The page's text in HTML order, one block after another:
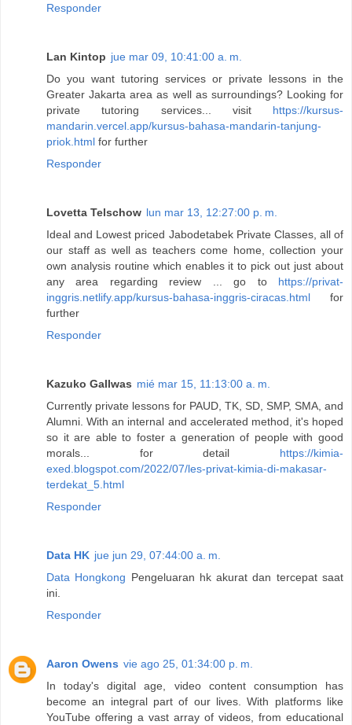
Responder
Lan Kintop jue mar 09, 10:41:00 a. m.
Do you want tutoring services or private lessons in the
Greater Jakarta area as well as surroundings? Looking for
private tutoring services... visit https://kursus-
mandarin.vercel.app/kursus-bahasa-mandarin-tanjung-
priok.html for further
Responder
Lovetta Telschow lun mar 13, 12:27:00 p. m.
Ideal and Lowest priced Jabodetabek Private Classes, all of
our staff as well as teachers come home, collection your
own analysis routine which enables it to pick out just about
any area regarding review ... go to https://privat-
inggris.netlify.app/kursus-bahasa-inggris-ciracas.html for
further
Responder
Kazuko Gallwas mié mar 15, 11:13:00 a. m.
Currently private lessons for PAUD, TK, SD, SMP, SMA, and
Alumni. With an internal and accelerated method, it's hoped
so it are able to foster a generation of people with good
morals... for detail https://kimia-
exed.blogspot.com/2022/07/les-privat-kimia-di-makasar-
terdekat_5.html
Responder
Data HK jue jun 29, 07:44:00 a. m.
Data Hongkong Pengeluaran hk akurat dan tercepat saat
ini.
Responder
Aaron Owens vie ago 25, 01:34:00 p. m.
In today's digital age, video content consumption has
become an integral part of our lives. With platforms like
YouTube offering a vast array of videos, from educational